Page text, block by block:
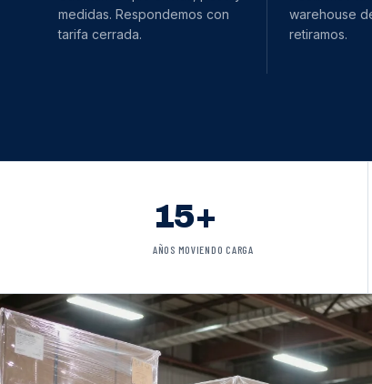
medidas. Respondemos con
tarifa cerrada.
warehouse
retiramos.
15+
AÑOS MOVIENDO CARGA